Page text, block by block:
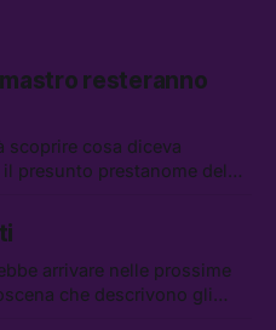
resteranno
scoprire cosa diceva
presunto prestanome del
36 miliardi di
è già stata
arrivare nelle prossime
che descrivono gli